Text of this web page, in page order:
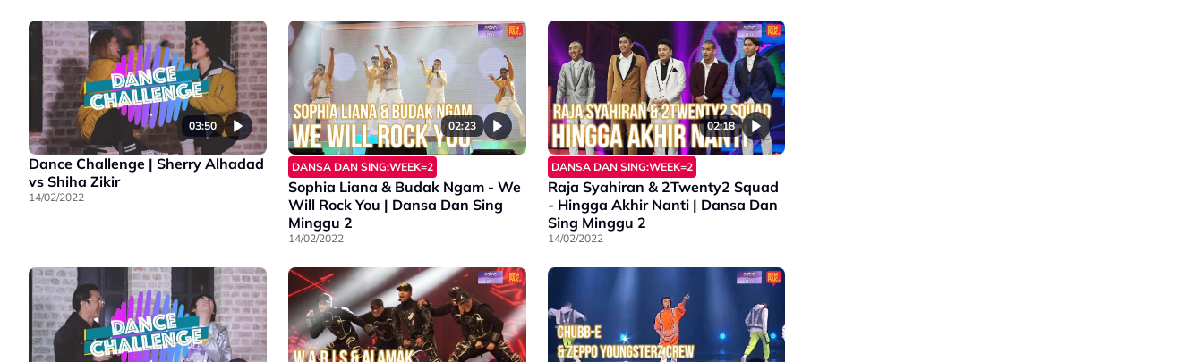
03:50
Dance Challenge | Sherry Alhadad
vs Shiha Zikir
14/02/2022
02:23
DANSA DAN SING:WEEK=2
Sophia Liana & Budak Ngam - We
Will Rock You | Dansa Dan Sing
Minggu 2
14/02/2022
02:18
DANSA DAN SING:WEEK=2
Raja Syahiran & 2Twenty2 Squad
- Hingga Akhir Nanti | Dansa Dan
Sing Minggu 2
14/02/2022